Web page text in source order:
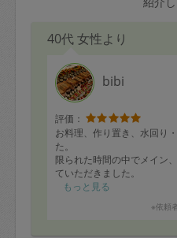
40代 女性より
bibi
評価：
お料理、作り置き、水回り
た。
限られた時間の中でメイン
ていただきました。
優しい味付けでとても満足で
もっと見る
※依頼